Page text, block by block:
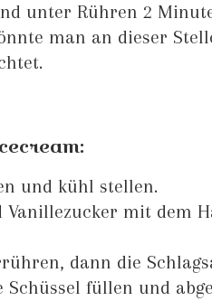
unter Rühren 2
man an dieser
und kühl stellen.
Vanillezucker mit dem
dann die
Schüssel füllen und